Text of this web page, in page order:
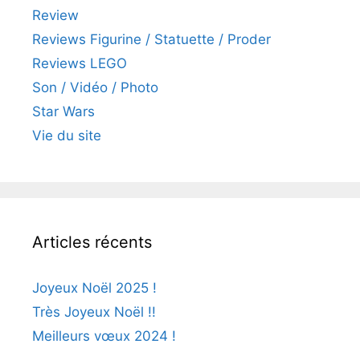
Review
Reviews Figurine / Statuette / Proder
Reviews LEGO
Son / Vidéo / Photo
Star Wars
Vie du site
Articles récents
Joyeux Noël 2025 !
Très Joyeux Noël !!
Meilleurs vœux 2024 !